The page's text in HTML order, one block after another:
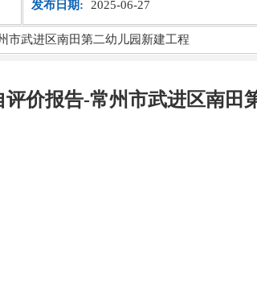
发布日期: 2025-06-27
市武进区南田第二幼儿园新建工程
价报告-常州市武进区南田